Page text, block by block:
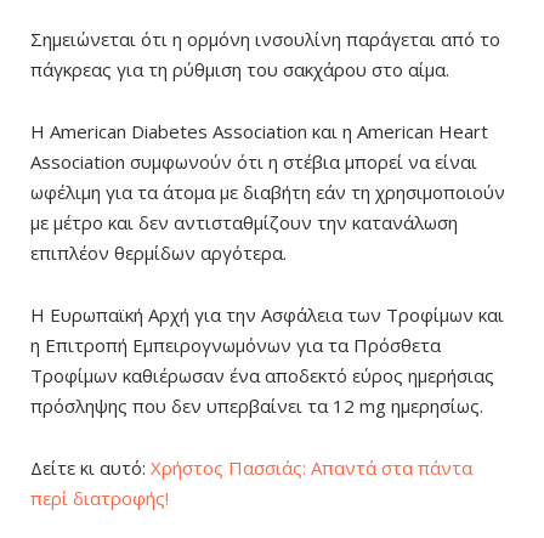
Σημειώνεται ότι η ορμόνη ινσουλίνη παράγεται από το
πάγκρεας για τη ρύθμιση του σακχάρου στο αίμα.
Η American Diabetes Association και η American Heart
Association συμφωνούν ότι η στέβια μπορεί να είναι
ωφέλιμη για τα άτομα με διαβήτη εάν τη χρησιμοποιούν
με μέτρο και δεν αντισταθμίζουν την κατανάλωση
επιπλέον θερμίδων αργότερα.
Η Ευρωπαϊκή Αρχή για την Ασφάλεια των Τροφίμων και
η Επιτροπή Εμπειρογνωμόνων για τα Πρόσθετα
Τροφίμων καθιέρωσαν ένα αποδεκτό εύρος ημερήσιας
πρόσληψης που δεν υπερβαίνει τα 12 mg ημερησίως.
Δείτε κι αυτό: Χρήστος Πασσιάς: Απαντά στα πάντα
περί διατροφής!